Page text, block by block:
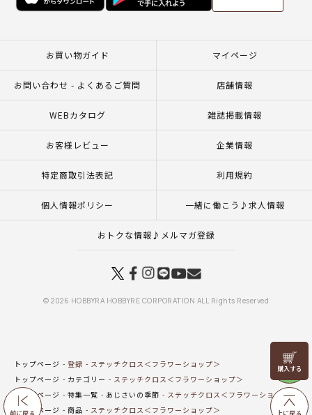
前に戻る
リリヤン
フェア
上に戻る
お買い物ガイド マイページ
お問い合わせ - よくあるご質問 店舗情報
WEBカタログ 雑誌掲載情報
お客様レビュー 企業情報
特定商取引法表記 利用規約
個人情報ポリシー 一緒に働こう♪求人情報
おトクな情報♪メルマガ登録
© 2026 HOBBYRA HOBBYRE CORPORATION ALL Rights Reserved
トップページ 登録
ステッチクロス＜フラワーショップ＞
トップページ
カテゴリー
ステッチクロス＜フラワーショップ＞
トップページ
特集一覧 あじさいの季節
ステッチクロス＜フラワーショップ＞
トップページ
商品 ステッチクロス＜フラワーショップ＞